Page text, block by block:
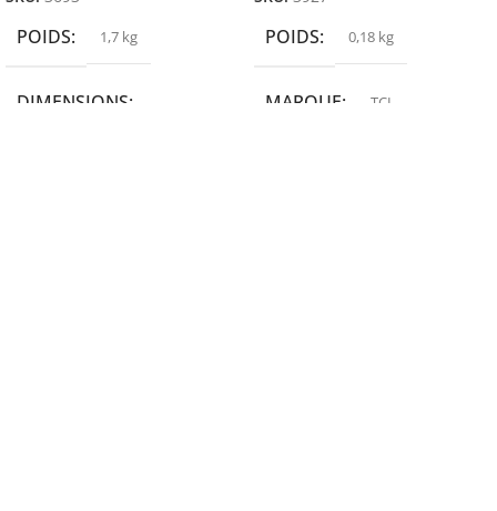
POIDS 1,7 kg
DIMENSIONS
POIDS 0,18 kg
MARQUE TCL